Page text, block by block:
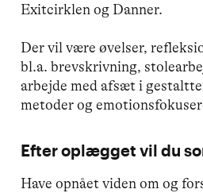
Exitcirklen og Danner.
Der vil være øvelser,
bl.a. brevskrivning,
arbejde med afsæt i
metoder og
Efter oplægget vil du
Have opnået viden om og